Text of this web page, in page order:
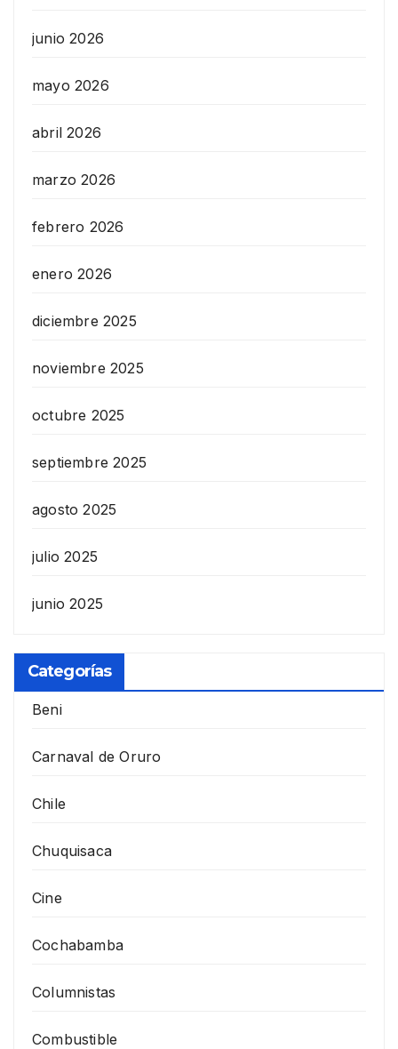
junio 2026
mayo 2026
abril 2026
marzo 2026
febrero 2026
enero 2026
diciembre 2025
noviembre 2025
octubre 2025
septiembre 2025
agosto 2025
julio 2025
junio 2025
Categorías
Beni
Carnaval de Oruro
Chile
Chuquisaca
Cine
Cochabamba
Columnistas
Combustible